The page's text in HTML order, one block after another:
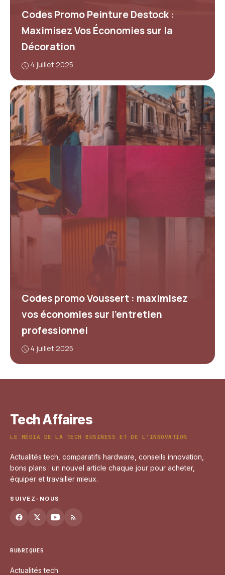
Codes Promo Peinture Destock :
Maximisez Vos Économies sur la
Décoration
4 juillet 2025
Codes promo Voussert : maximisez
vos économies sur l’entretien
professionnel
4 juillet 2025
Tech Affaires
LE MÉDIA DE LA TECH BUSINESS ET DE L'INNOVATION
Actualités tech, comparatifs hardware, conseils innovation,
bons plans : un nouvel article chaque jour pour acheter,
équiper et travailler mieux.
SUIVEZ-NOUS
RUBRIQUES
Actualités tech